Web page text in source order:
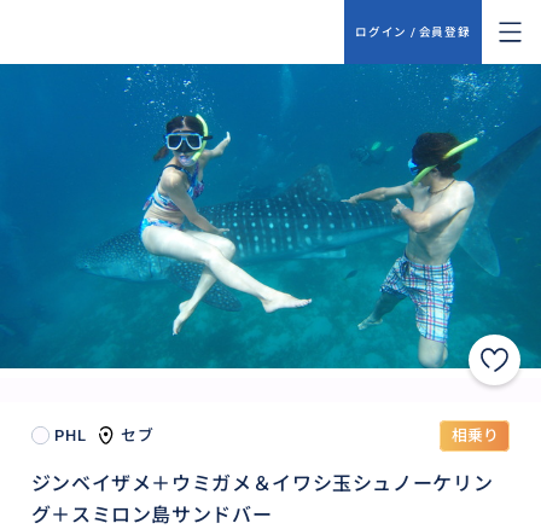
ログイン / 会員登録
PHL セブ 相乗り
ジンベイザメ＋ウミガメ＆イワシ玉シュノーケリン
グ＋スミロン島サンドバー